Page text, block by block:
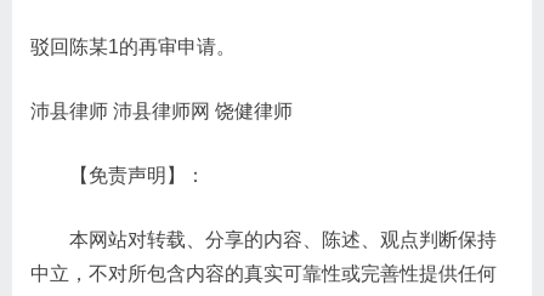
驳回陈某1的再审申请。
沛县律师 沛县律师网 饶健律师
【免责声明】：
本网站对转载、分享的内容、陈述、观点判断保持
中立，不对所包含内容的真实可靠性或完善性提供任何